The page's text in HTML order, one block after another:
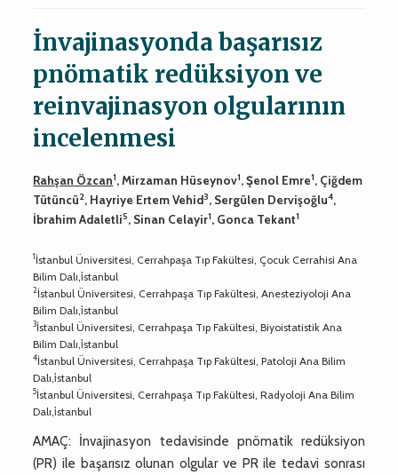
İnvajinasyonda başarısız
pnömatik redüksiyon ve
reinvajinasyon olgularının
incelenmesi
Rahşan Özcan1, Mirzaman Hüseynov1, Şenol Emre1, Çiğdem
Tütüncü2, Hayriye Ertem Vehid3, Sergülen Dervişoğlu4,
İbrahim Adaletli5, Sinan Celayir1, Gonca Tekant1
1İstanbul Üniversitesi, Cerrahpaşa Tıp Fakültesi, Çocuk Cerrahisi Ana
Bilim Dalı,i̇stanbul
2İstanbul Üniversitesi, Cerrahpaşa Tıp Fakültesi, Anesteziyoloji Ana
Bilim Dalı,i̇stanbul
3İstanbul Üniversitesi, Cerrahpaşa Tıp Fakültesi, Biyoistatistik Ana
Bilim Dalı,i̇stanbul
4İstanbul Üniversitesi, Cerrahpaşa Tıp Fakültesi, Patoloji Ana Bilim
Dalı,i̇stanbul
5İstanbul Üniversitesi, Cerrahpaşa Tıp Fakültesi, Radyoloji Ana Bilim
Dalı,i̇stanbul
AMAÇ: İnvajinasyon tedavisinde pnömatik redüksiyon
(PR) ile başarısız olunan olgular ve PR ile tedavi sonrası